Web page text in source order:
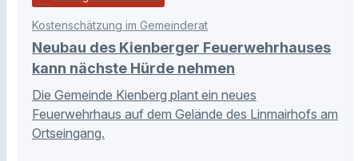
Kostenschätzung im Gemeinderat
Neubau des Kienberger Feuerwehrhauses
kann nächste Hürde nehmen
Die Gemeinde Kienberg plant ein neues
Feuerwehrhaus auf dem Gelände des Linmairhofs am
Ortseingang.